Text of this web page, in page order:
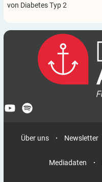
von Diabetes Typ 2
Über uns Newsletter
Mediadaten